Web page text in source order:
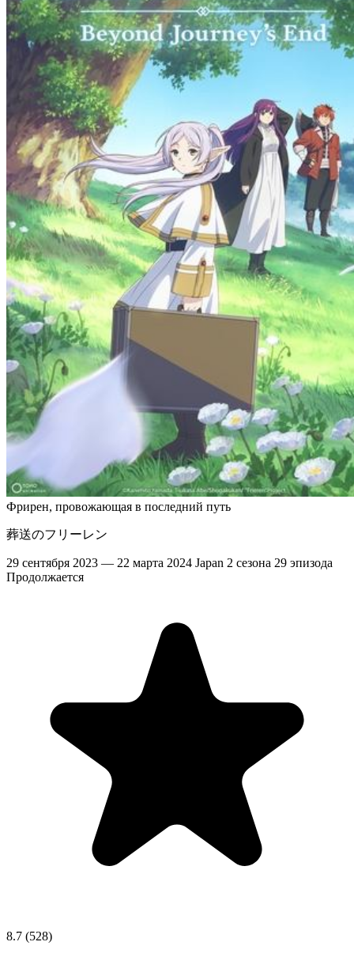
Фрирен, провожающая в последний путь
葬送のフリーレン
29 сентября 2023 — 22 марта 2024 Japan 2 сезона 29 эпизода
Продолжается
8.7 (528)